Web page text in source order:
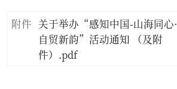
附件 关于举办“感知中国-山海同心·
自贸新韵”活动通知 （及附
件）.pdf